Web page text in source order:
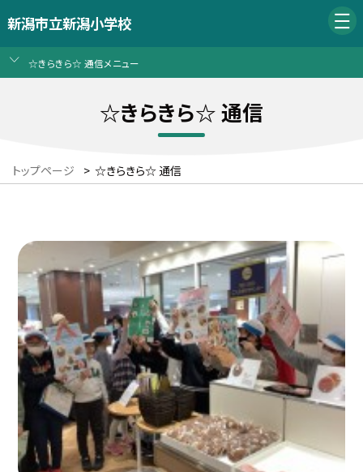
新潟市立新潟小学校
☆きらきら☆ 通信メニュー
☆きらきら☆ 通信
トップページ > ☆きらきら☆ 通信